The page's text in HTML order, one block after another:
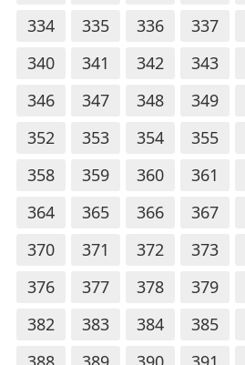
334
335 336 337
340
341 342 343
346
347 348 349
352
353 354 355
358
359 360 361
364
365 366 367
370
371 372 373
376
377 378 379
382
383 384 385